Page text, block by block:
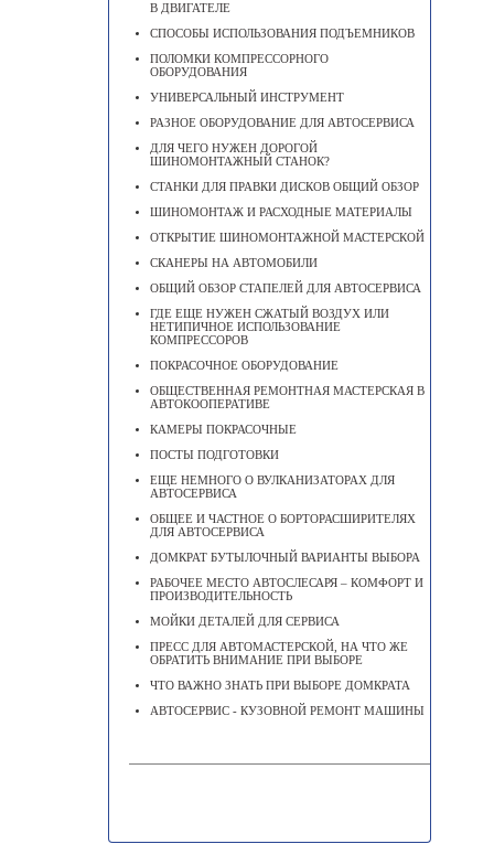
В ДВИГАТЕЛЕ
CПОСОБЫ ИСПОЛЬЗОВАНИЯ ПОДЪЕМНИКОВ
ПОЛОМКИ КОМПРЕССОРНОГО
ОБОРУДОВАНИЯ
УНИВЕРСАЛЬНЫЙ ИНСТРУМЕНТ
РАЗНОЕ ОБОРУДОВАНИЕ ДЛЯ АВТОСЕРВИСА
ДЛЯ ЧЕГО НУЖЕН ДОРОГОЙ
ШИНОМОНТАЖНЫЙ СТАНОК?
СТАНКИ ДЛЯ ПРАВКИ ДИСКОВ ОБЩИЙ ОБЗОР
ШИНОМОНТАЖ И РАСХОДНЫЕ МАТЕРИАЛЫ
ОТКРЫТИЕ ШИНОМОНТАЖНОЙ МАСТЕРСКОЙ
СКАНЕРЫ НА АВТОМОБИЛИ
ОБЩИЙ ОБЗОР СТАПЕЛЕЙ ДЛЯ АВТОСЕРВИСА
ГДЕ ЕЩЕ НУЖЕН СЖАТЫЙ ВОЗДУХ ИЛИ
НЕТИПИЧНОЕ ИСПОЛЬЗОВАНИЕ
КОМПРЕССОРОВ
ПОКРАСОЧНОЕ ОБОРУДОВАНИЕ
ОБЩЕСТВЕННАЯ РЕМОНТНАЯ МАСТЕРСКАЯ В
АВТОКООПЕРАТИВЕ
КАМЕРЫ ПОКРАСОЧНЫЕ
ПОСТЫ ПОДГОТОВКИ
ЕЩЕ НЕМНОГО О ВУЛКАНИЗАТОРАХ ДЛЯ
АВТОСЕРВИСА
ОБЩЕЕ И ЧАСТНОЕ О БОРТОРАСШИРИТЕЛЯХ
ДЛЯ АВТОСЕРВИСА
ДОМКРАТ БУТЫЛОЧНЫЙ ВАРИАНТЫ ВЫБОРА
РАБОЧЕЕ МЕСТО АВТОСЛЕСАРЯ – КОМФОРТ И
ПРОИЗВОДИТЕЛЬНОСТЬ
МОЙКИ ДЕТАЛЕЙ ДЛЯ СЕРВИСА
ПРЕСС ДЛЯ АВТОМАСТЕРСКОЙ, НА ЧТО ЖЕ
ОБРАТИТЬ ВНИМАНИЕ ПРИ ВЫБОРЕ
ЧТО ВАЖНО ЗНАТЬ ПРИ ВЫБОРЕ ДОМКРАТА
АВТОСЕРВИС - КУЗОВНОЙ РЕМОНТ МАШИНЫ